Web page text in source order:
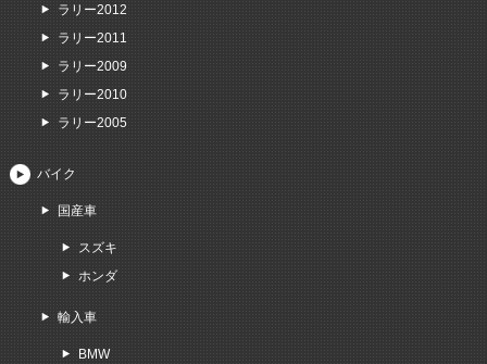
ラリー2012
ラリー2011
ラリー2009
ラリー2010
ラリー2005
バイク
国産車
スズキ
ホンダ
輸入車
BMW